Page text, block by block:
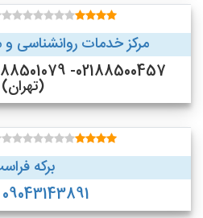
مرکز خدمات روانشناسی و
(تهران)
برکه
09043143891